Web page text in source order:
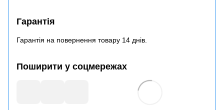
Гарантія
Гарантія на повернення товару 14 днів.
Поширити у соцмережах